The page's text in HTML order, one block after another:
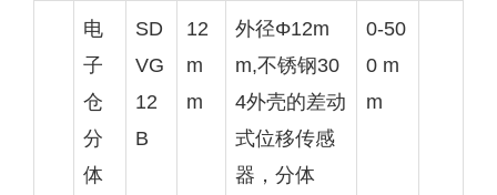
电
子
仓
分
体
SD
VG
12
B
12
m
m
外径Φ12m
m,不锈钢30
4外壳的差动
式位移传感
器，分体
0-50
0 m
m